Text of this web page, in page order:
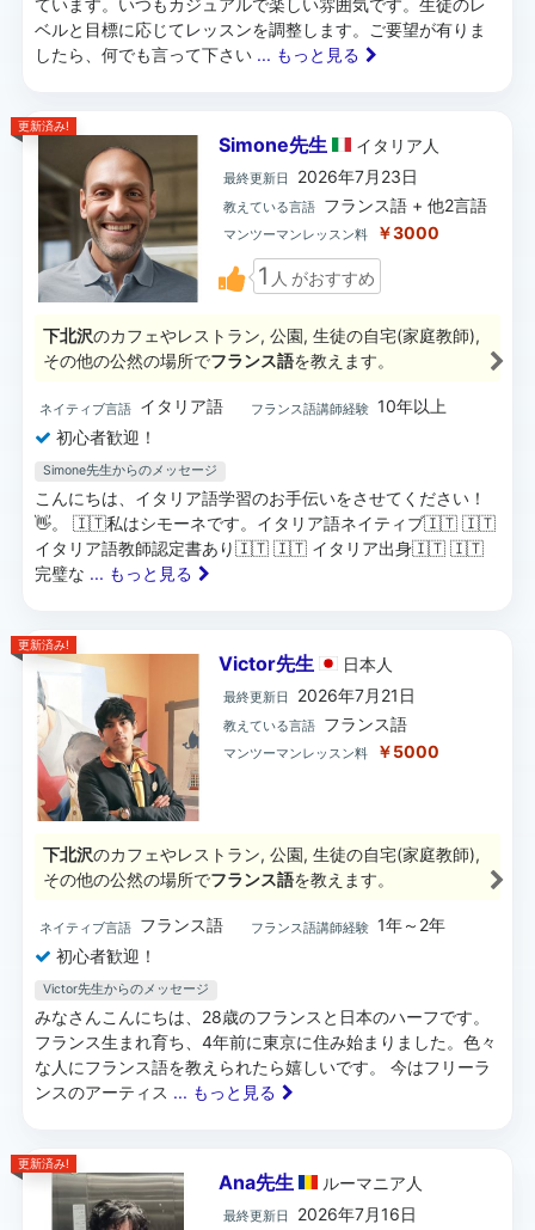
ています。いつもカジュアルで楽しい雰囲気です。生徒のレ
ベルと目標に応じてレッスンを調整します。ご要望が有りま
したら、何でも言って下さい ... もっと見る
更新済み!
Simone先生 イタリア 人
最終更新日 2026年7月23日
教えている言語 フランス語 + 他2言語
マンツーマンレッスン料 ￥3000
1 人 がおすすめ
下北沢のカフェやレストラン, 公園, 生徒の自宅(家庭教師),
その他の公然の場所でフランス語を教えます。
ネイティブ言語 イタリア語 フランス語講師経験 10年以上
初心者歓迎！
Simone先生からのメッセージ
こんにちは、イタリア語学習のお手伝いをさせてください！
👋。 🇮🇹私はシモーネです。イタリア語ネイティブ🇮🇹 🇮🇹
イタリア語教師認定書あり🇮🇹 🇮🇹 イタリア出身🇮🇹 🇮🇹
完璧な ... もっと見る
更新済み!
Victor先生 日本 人
最終更新日 2026年7月21日
教えている言語 フランス語
マンツーマンレッスン料 ￥5000
下北沢のカフェやレストラン, 公園, 生徒の自宅(家庭教師),
その他の公然の場所でフランス語を教えます。
ネイティブ言語 フランス語 フランス語講師経験 1年～2年
初心者歓迎！
Victor先生からのメッセージ
みなさんこんにちは、28歳のフランスと日本のハーフです。
フランス生まれ育ち、4年前に東京に住み始まりました。色々
な人にフランス語を教えられたら嬉しいです。 今はフリーラ
ンスのアーティス ... もっと見る
更新済み!
Ana先生 ルーマニア 人
最終更新日 2026年7月16日